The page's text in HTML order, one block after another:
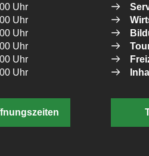
Uhr
Uhr
Uhr
Uhr
Uhr
Uhr